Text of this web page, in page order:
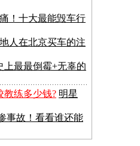
！十大最能毁车行
人在北京买车的注
上最最倒霉+无辜的
教练多少钱? 明星
事故！看看谁还能